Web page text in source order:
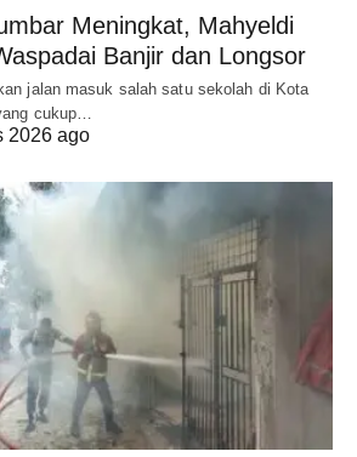
Meningkat, Mahyeldi
Banjir dan Longsor
jalan masuk salah satu sekolah di Kota
cukup…
2026 ago